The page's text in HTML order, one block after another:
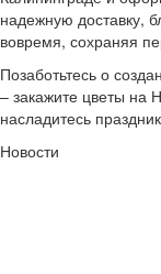
надежную доставку,
вовремя, сохраняя
Позаботьтесь о
– закажите цветы на
насладитесь
Новости